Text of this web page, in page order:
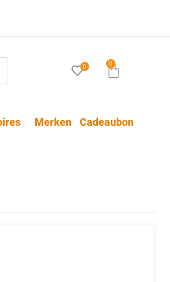
0 0
Merken Cadeaubon